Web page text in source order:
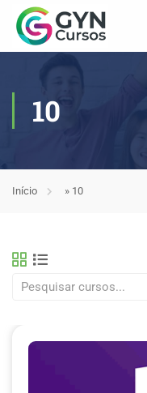
10
Início » 10